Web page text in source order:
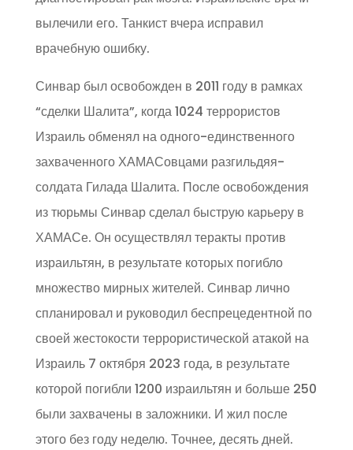
вылечили его. Танкист вчера исправил
врачебную ошибку.
Синвар был освобожден в 2011 году в рамках
“сделки Шалита”, когда 1024 террористов
Израиль обменял на одного-единственного
захваченного ХАМАСовцами разгильдяя-
солдата Гилада Шалита. После освобождения
из тюрьмы Синвар сделал быструю карьеру в
ХАМАСе. Он осуществлял теракты против
израильтян, в результате которых погибло
множество мирных жителей. Синвар лично
спланировал и руководил беспрецедентной по
своей жестокости террористической атакой на
Израиль 7 октября 2023 года, в результате
которой погибли 1200 израильтян и больше 250
были захвачены в заложники. И жил после
этого без году неделю. Точнее, десять дней.